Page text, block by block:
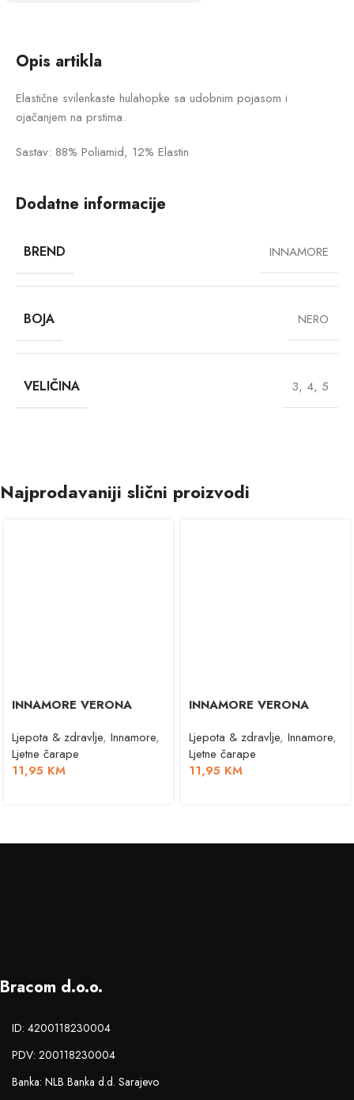
Opis artikla
Elastične svilenkaste hulahopke sa udobnim pojasom i
ojačanjem na prstima.
Sastav: 88% Poliamid, 12% Elastin
Dodatne informacije
BREND INNAMORE
BOJA NERO
VELIČINA 3, 4, 5
Najprodavaniji slični proizvodi
INNAMORE VERONA
Ljepota & zdravlje, Innamore,
Ljetne čarape
11,95 KM
INNAMORE VERONA
Ljepota & zdravlje, Innamore,
Ljetne čarape
11,95 KM
Bracom d.o.o.
ID: 4200118230004
PDV: 200118230004
Banka: NLB Banka d.d. Sarajevo